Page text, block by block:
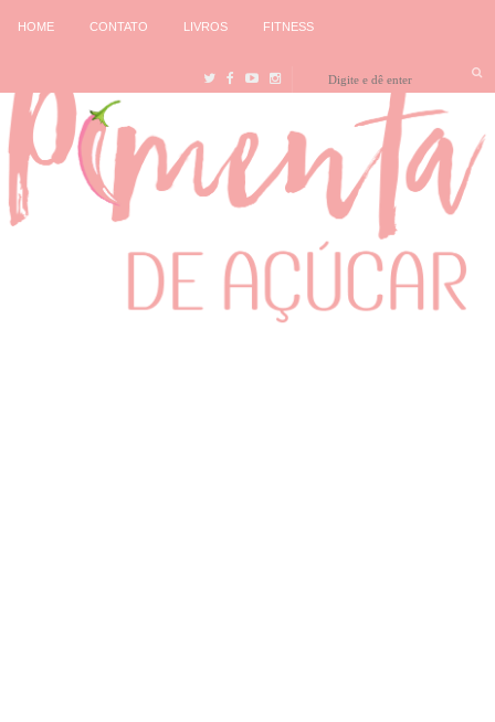
HOME CONTATO LIVROS FITNESS